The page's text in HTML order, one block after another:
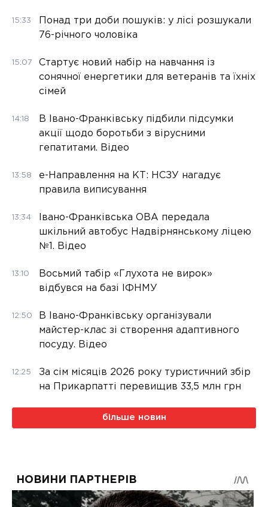
15:33
Понад три доби пошуків: у лісі розшукали
76-річного чоловіка
15:07
Стартує новий набір на навчання із
сонячної енергетики для ветеранів та їхніх
сімей
14:18
В Івано-Франківську підбили підсумки
акції щодо боротьби з вірусними
гепатитами. Відео
13:58
е-Направлення на КТ: НСЗУ нагадує
правила виписування
13:34
Івано-Франківська ОВА передала
шкільний автобус Надвірнянському ліцею
№1. Відео
13:10
Восьмий табір «Глухота не вирок»
відбувся на базі ІФНМУ
12:50
В Івано-Франківську організували
майстер-клас зі створення адаптивного
посуду. Відео
12:25
За сім місяців 2026 року туристичний збір
на Прикарпатті перевищив 33,5 млн грн
більше новин